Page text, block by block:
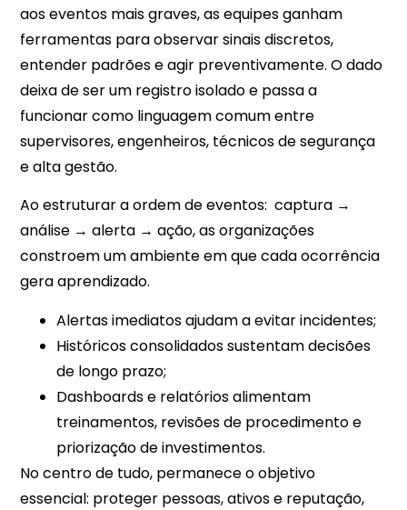
aos eventos mais graves, as equipes ganham
ferramentas para observar sinais discretos,
entender padrões e agir preventivamente. O dado
deixa de ser um registro isolado e passa a
funcionar como linguagem comum entre
supervisores, engenheiros, técnicos de segurança
e alta gestão.​​
Ao estruturar a ordem de eventos: captura →
análise → alerta → ação, as organizações
constroem um ambiente em que cada ocorrência
gera aprendizado.
Alertas imediatos ajudam a evitar incidentes;
Históricos consolidados sustentam decisões
de longo prazo;
Dashboards e relatórios alimentam
treinamentos, revisões de procedimento e
priorização de investimentos.
No centro de tudo, permanece o objetivo
essencial: proteger pessoas, ativos e reputação,